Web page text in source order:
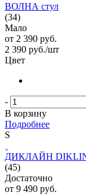
ВОЛНА стул
(34)
Мало
от 2 390 руб.
2 390 руб./шт
Цвет
-
В корзину
Подробнее
S
ДИКЛАЙН
(45)
Достаточно
от 9 490 руб.